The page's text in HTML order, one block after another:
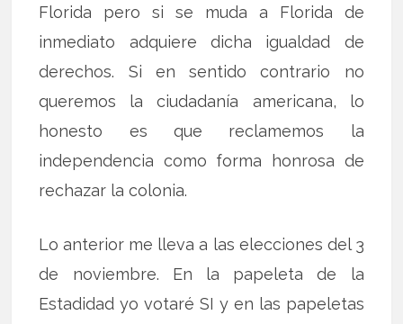
Florida pero si se muda a Florida de
inmediato adquiere dicha igualdad de
derechos. Si en sentido contrario no
queremos la ciudadanía americana, lo
honesto es que reclamemos la
independencia como forma honrosa de
rechazar la colonia.
Lo anterior me lleva a las elecciones del 3
de noviembre. En la papeleta de la
Estadidad yo votaré SI y en las papeletas